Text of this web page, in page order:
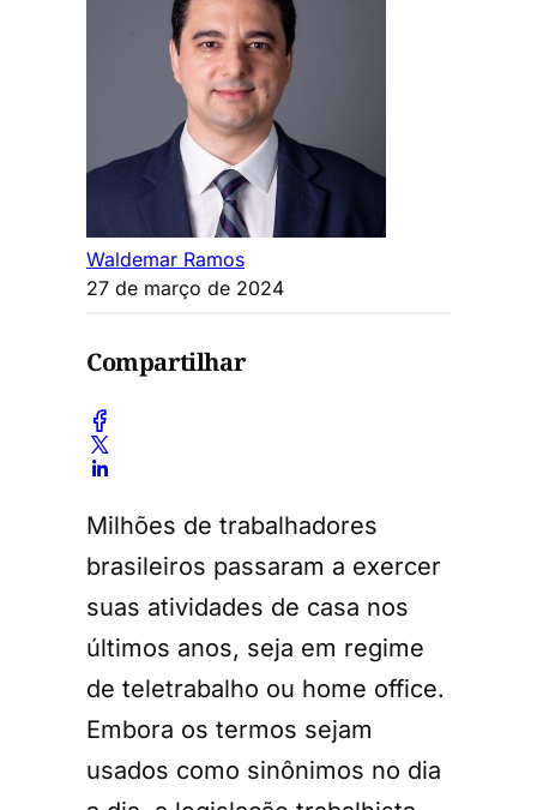
Waldemar Ramos
27 de março de 2024
Compartilhar
Milhões de trabalhadores
brasileiros passaram a exercer
suas atividades de casa nos
últimos anos, seja em regime
de teletrabalho ou home office.
Embora os termos sejam
usados como sinônimos no dia